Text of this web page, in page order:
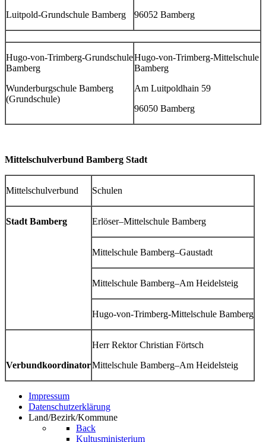
Luitpold-Grundschule Bamberg
96052 Bamberg
Hugo-von-Trimberg-Grundschule
Bamberg
Wunderburgschule Bamberg
(Grundschule)
Hugo-von-Trimberg-Mittelschule
Bamberg
Am Luitpoldhain 59
96050 Bamberg
Mittelschulverbund Bamberg Stadt
Mittelschulverbund Schulen
Stadt Bamberg Erlöser–Mittelschule Bamberg
Mittelschule Bamberg–Gaustadt
Mittelschule Bamberg–Am Heidelsteig
Hugo-von-Trimberg-Mittelschule Bamberg
Verbundkoordinator
Herr Rektor Christian Förtsch
Mittelschule Bamberg–Am Heidelsteig
Impressum
Datenschutzerklärung
Land/Bezirk/Kommune
Back
Kultusministerium